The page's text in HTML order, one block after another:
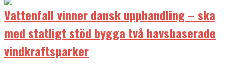
Vattenfall vinner dansk upphandling – ska
med statligt stöd bygga två havsbaserade
vindkraftsparker